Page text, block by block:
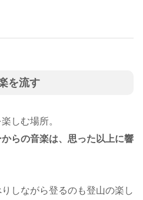
を流す
しむ場所。
らの音楽は、思った以上に響
しながら登るのも登山の楽し